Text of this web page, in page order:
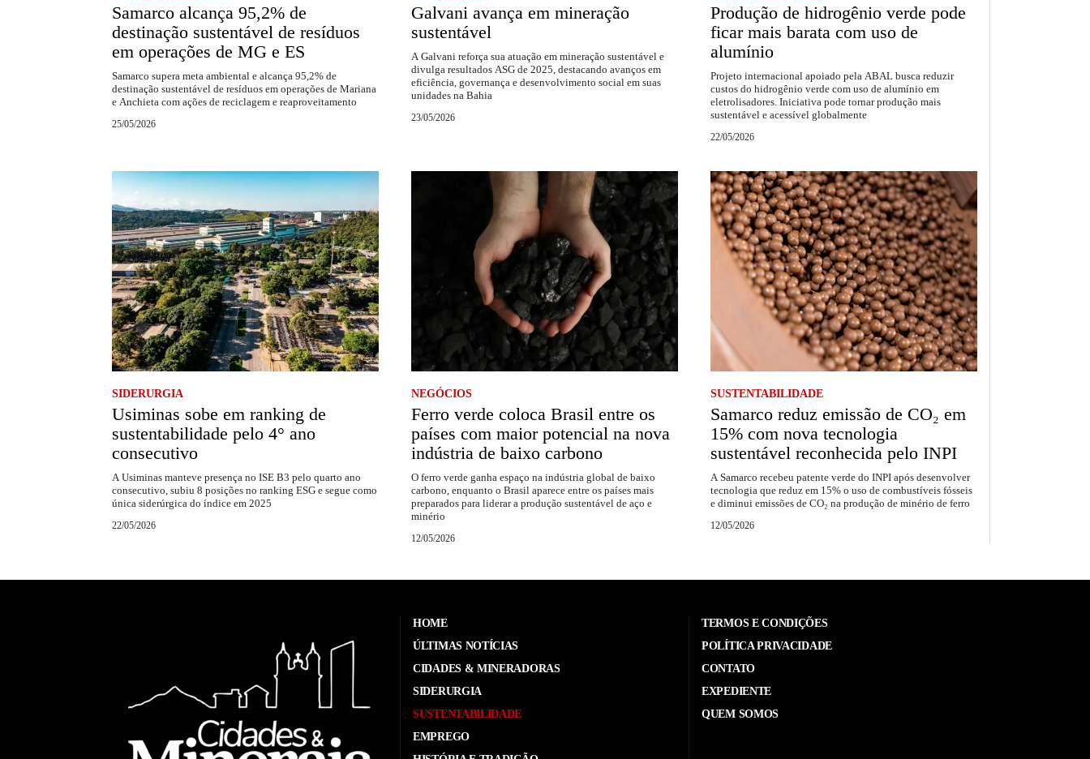
Samarco alcança 95,2% de
destinação sustentável de resíduos
em operações de MG e ES
Samarco supera meta ambiental e alcança 95,2% de
destinação sustentável de resíduos em operações de Mariana
e Anchieta com ações de reciclagem e reaproveitamento
25/05/2026
Galvani avança em mineração
sustentável
A Galvani reforça sua atuação em mineração sustentável e
divulga resultados ASG de 2025, destacando avanços em
eficiência, governança e desenvolvimento social em suas
unidades na Bahia
23/05/2026
Produção de hidrogênio verde pode
ficar mais barata com uso de
alumínio
Projeto internacional apoiado pela ABAL busca reduzir
custos do hidrogênio verde com uso de alumínio em
eletrolisadores. Iniciativa pode tornar produção mais
sustentável e acessível globalmente
22/05/2026
SIDERURGIA
Usiminas sobe em ranking de
sustentabilidade pelo 4° ano
consecutivo
A Usiminas manteve presença no ISE B3 pelo quarto ano
consecutivo, subiu 8 posições no ranking ESG e segue como
única siderúrgica do índice em 2025
22/05/2026
NEGÓCIOS
Ferro verde coloca Brasil entre os
países com maior potencial na nova
indústria de baixo carbono
O ferro verde ganha espaço na indústria global de baixo
carbono, enquanto o Brasil aparece entre os países mais
preparados para liderar a produção sustentável de aço e
minério
12/05/2026
SUSTENTABILIDADE
Samarco reduz emissão de CO₂ em
15% com nova tecnologia
sustentável reconhecida pelo INPI
A Samarco recebeu patente verde do INPI após desenvolver
tecnologia que reduz em 15% o uso de combustíveis fósseis
e diminui emissões de CO₂ na produção de minério de ferro
12/05/2026
HOME
ÚLTIMAS NOTÍCIAS
CIDADES & MINERADORAS
SIDERURGIA
SUSTENTABILIDADE
EMPREGO
TERMOS E CONDIÇÕES
POLÍTICA PRIVACIDADE
CONTATO
EXPEDIENTE
QUEM SOMOS